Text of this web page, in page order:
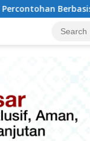
Kolaborasi Warga